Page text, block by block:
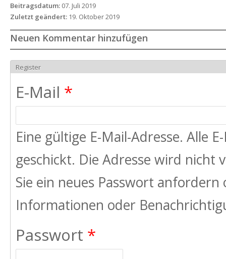
Beitragsdatum: 07. Juli 2019
Zuletzt geändert: 19. Oktober 2019
Neuen Kommentar hinzufügen
Register
E-Mail *
Eine gültige E-Mail-Adresse. Alle
geschickt. Die Adresse wird
Sie ein neues Passwort
Informationen oder
Passwort *